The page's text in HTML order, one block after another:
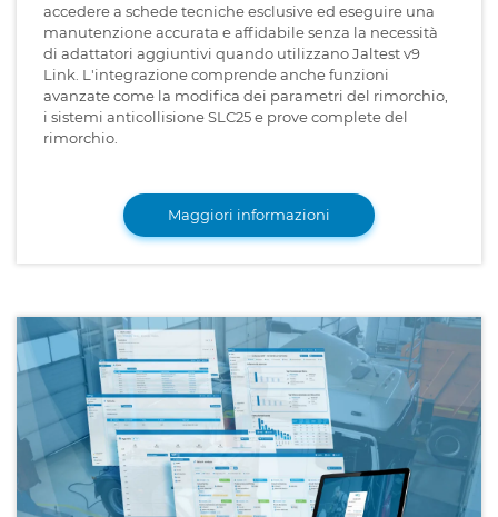
accedere a schede tecniche esclusive ed eseguire una
manutenzione accurata e affidabile senza la necessità
di adattatori aggiuntivi quando utilizzano Jaltest v9
Link. L'integrazione comprende anche funzioni
avanzate come la modifica dei parametri del rimorchio,
i sistemi anticollisione SLC25 e prove complete del
rimorchio.
Maggiori informazioni